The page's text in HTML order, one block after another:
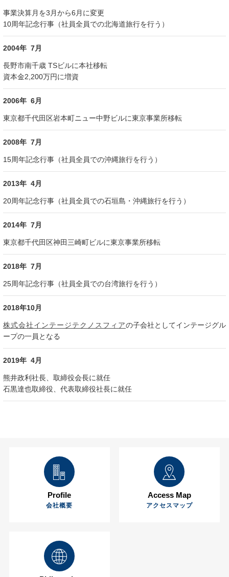
事業決算月を3月から6月に変更
10周年記念行事（社員全員での北海道旅行を行う）
2004年 7月
長野市南千歳 TSビルに本社移転
資本金2,200万円に増資
2006年 6月
東京都千代田区岩本町ニュー中野ビルに東京事業所移転
2008年 7月
15周年記念行事（社員全員での沖縄旅行を行う）
2013年 4月
20周年記念行事（社員全員での石垣島・沖縄旅行を行う）
2014年 7月
東京都千代田区神田三崎町ビルに東京事業所移転
2018年 7月
25周年記念行事（社員全員での台湾旅行を行う）
2018年10月
株式会社インテージテクノスフィアの子会社としてインテージグル
ープの一員となる
2019年 4月
熊井政利社長、取締役会長に就任
石黒達也取締役、代表取締役社長に就任
Profile
会社概要
Access Map
アクセスマップ